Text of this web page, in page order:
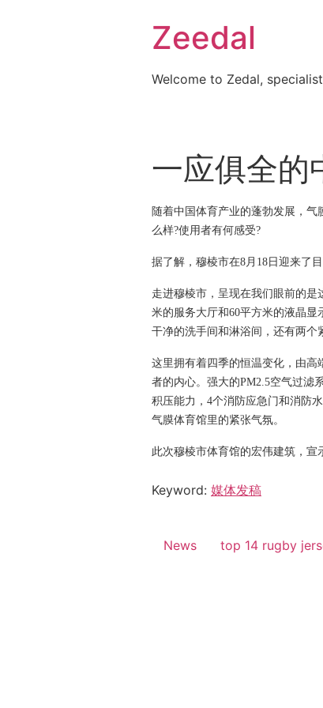
Zeedal
Welcome to Zedal,
一应俱全的
随着中国体育产业的蓬勃发展，
么样?使用者有何感受?
据了解，穆棱市在8月18日迎来了
走进穆棱市，呈现在我们眼前的是
米的服务大厅和60平方米的液晶
干净的洗手间和淋浴间，还有两个
这里拥有着四季的恒温变化，由高
者的内心。强大的PM2.5空气过滤
积压能力，4个消防应急门和消防
气膜体育馆里的紧张气氛。
此次穆棱市体育馆的宏伟建筑，
Keyword: 媒体发稿
News top 14 rugby